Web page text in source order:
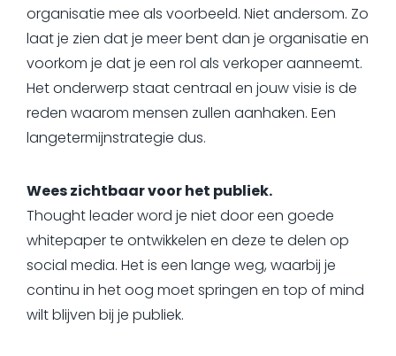
organisatie mee als voorbeeld. Niet andersom. Zo
laat je zien dat je meer bent dan je organisatie en
voorkom je dat je een rol als verkoper aanneemt.
Het onderwerp staat centraal en jouw visie is de
reden waarom mensen zullen aanhaken. Een
langetermijnstrategie dus.
Wees zichtbaar voor het publiek.
Thought leader word je niet door een goede
whitepaper te ontwikkelen en deze te delen op
social media. Het is een lange weg, waarbij je
continu in het oog moet springen en top of mind
wilt blijven bij je publiek.